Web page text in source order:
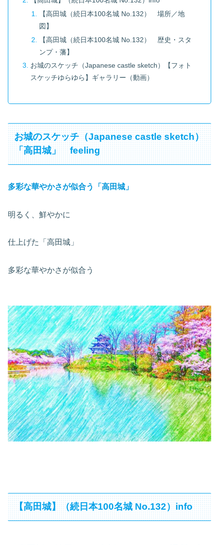
【高田城（続日本100名城 No.132） 場所／地
図】
【高田城（続日本100名城 No.132） 歴史・スタ
ンプ・藩】
お城のスケッチ（Japanese castle sketch）【フォト
スケッチゆらゆら】ギャラリー（動画）
お城のスケッチ（Japanese castle sketch）
「高田城」 feeling
多彩な華やかさが似合う「高田城」
明るく、鮮やかに
仕上げた「高田城」
多彩な華やかさが似合う
【高田城】（続日本100名城 No.132）info